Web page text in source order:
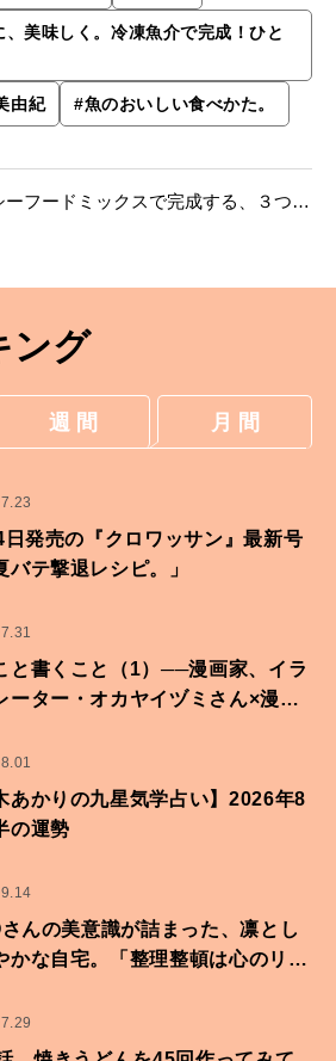
美味しく。冷凍魚介で完成！ひと
由紀 #魚のおいしい食べかた。
ーフードミックスで完成する、３つの
ング
週 間 月 間
日発売の『クロワッサン』最新号
バテ撃退レシピ。」
と書くこと（1）──漫画家、イラ
ーター・オカヤイヅミさん×漫画
あかりの九星気学占い】2026年8
の運勢
さんの美意識が詰まった、凛とし
かな自宅。「整理整頓は心のリズ